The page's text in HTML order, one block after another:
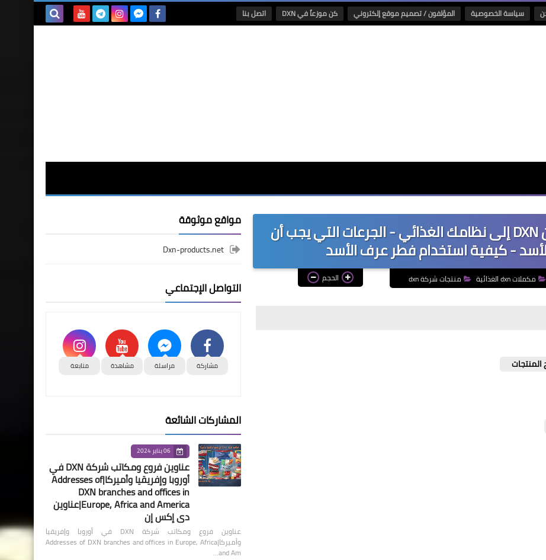
سياسة الخصوصية المؤلفون / تصميم موقع إلكتروني كن موزعاً في DXN اتصل بنا
أهمية إضافة فطر عرف الأسد من DXN إلى نظامك الغذائي - الجرعات التي يجب أن
- كيفية استخدام فطر عرف الأسد
مكملات dxn الغذائية منتجات شركة dxn الحجم
مواقع موثوقة
Dxn-products.net
التواصل الإجتماعي
مشاركة مراسلة مشاهدة متابعة
المشاركات الشائعة
06 يناير 2024
عناوين فروع ومكاتب شركة DXN في
أوروبا وإفريقيا وأميركا|Addresses of
DXN branches and offices in
Europe, Africa and America|عناوين
دي إكس إن
عناوين فروع ومكاتب شركة DXN في أوروبا وإفريقيا
وأميركا|Addresses of DXN branches and offices in Europe, Africa
and Am…